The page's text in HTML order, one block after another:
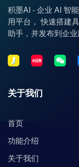
积墨AI - 企业 AI 智
用平台， 快速搭建
助手，并发布到企业
关于我们
首页
功能介绍
关于我们